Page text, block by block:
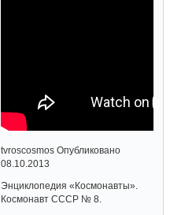
tvroscosmos Опубликовано
08.10.2013
Энциклопедия «Космонавты».
Космонавт СССР № 8.